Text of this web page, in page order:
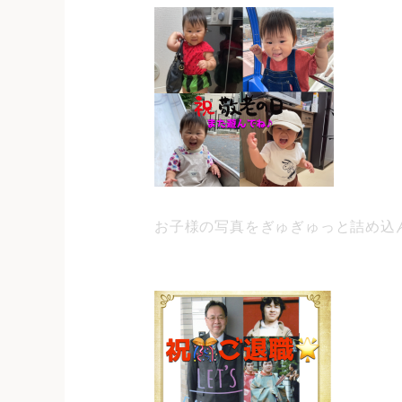
お子様の写真をぎゅぎゅっと詰め